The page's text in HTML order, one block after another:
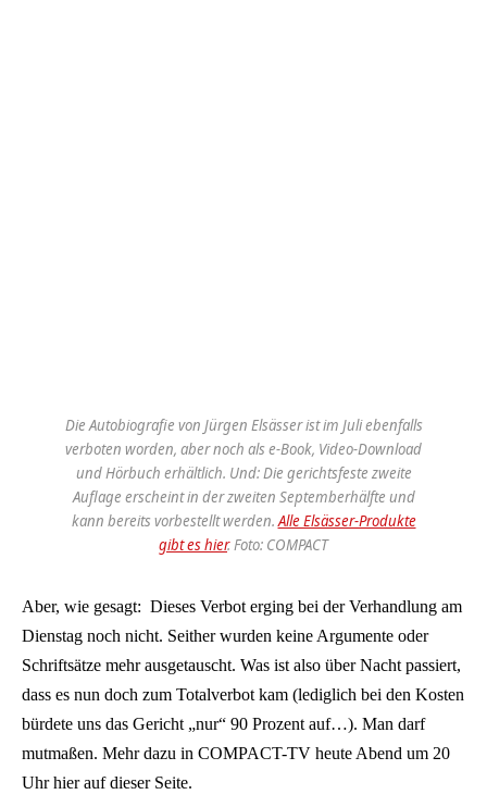
Die Autobiografie von Jürgen Elsässer ist im Juli ebenfalls
verboten worden, aber noch als e-Book, Video-Download
und Hörbuch erhältlich. Und: Die gerichtsfeste zweite
Auflage erscheint in der zweiten Septemberhälfte und
kann bereits vorbestellt werden.Alle Elsässer-Produkte
gibt es hier. Foto: COMPACT
Aber, wie gesagt: Dieses Verbot erging bei der Verhandlung am
Dienstag noch nicht. Seither wurden keine Argumente oder
Schriftsätze mehr ausgetauscht. Was ist also über Nacht passiert,
dass es nun doch zum Totalverbot kam (lediglich bei den Kosten
bürdete uns das Gericht „nur“ 90 Prozent auf…). Man darf
mutmaßen. Mehr dazu in COMPACT-TV heute Abend um 20
Uhr hier auf dieser Seite.